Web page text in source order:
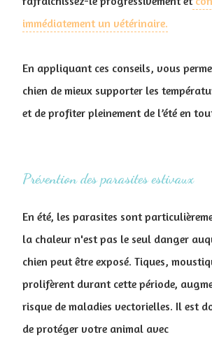
immédiatement un vétérinaire.
En appliquant ces conseils, vous
chien de mieux supporter les
et de profiter pleinement de l’été en
Prévention des parasites estivaux
En été, les parasites sont
la chaleur n'est pas le seul danger
chien peut être exposé. Tiques,
prolifèrent durant cette période,
risque de maladies vectorielles. Il est
de protéger votre animal avec